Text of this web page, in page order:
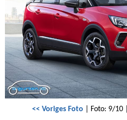
<< Voriges Foto | Foto: 9/10 |